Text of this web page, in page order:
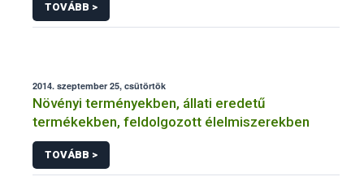
TOVÁBB >
2014. szeptember 25, csütörtök
Növényi terményekben, állati eredetű
termékekben, feldolgozott élelmiszerekben
TOVÁBB >